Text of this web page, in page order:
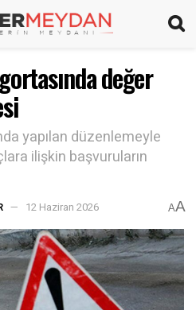
değer
yapılan düzenlemeyle
ilişkin başvuruların
12 Haziran 2026 AA